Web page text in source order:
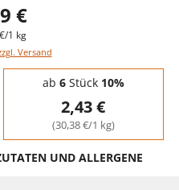
€
1 kg
Versand
ab 6Stück 10%
2,43 €
(30,38 €/1 kg)
UND ALLERGENE